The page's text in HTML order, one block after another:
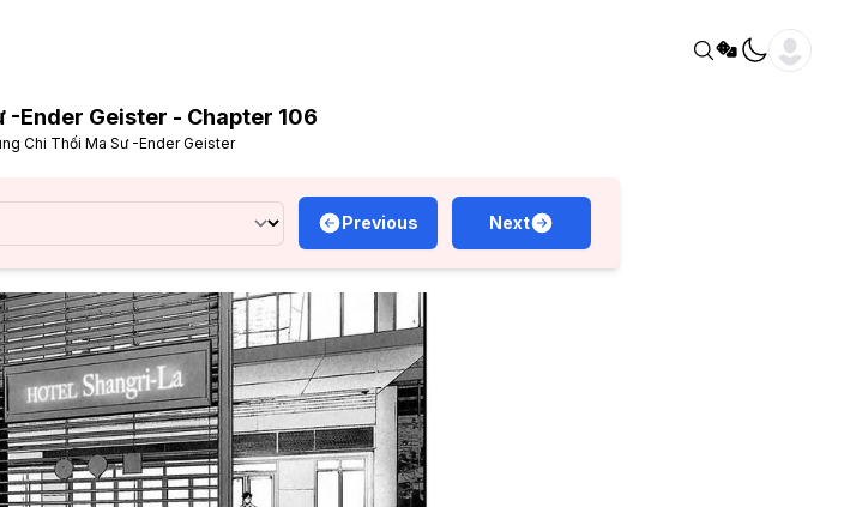
-Ender Geister - Chapter 106
Chi Thối Ma Sư -Ender Geister
Previous Next